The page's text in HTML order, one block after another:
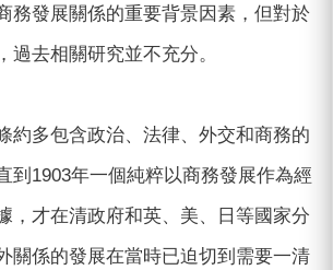
務發展關係的重要背景因素，但對於
過去相關研究並不充分。
約多包含政治、法律、外交和商務的
到1903年一個純粹以商務發展作為經
，才在清政府和英、美、日等國家分
關係的發展在當時已迫切到需要一清